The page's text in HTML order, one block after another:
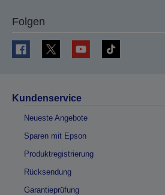
Folgen
Kundenservice
Neueste Angebote
Sparen mit Epson
Produktregistrierung
Rücksendung
Garantieprüfung